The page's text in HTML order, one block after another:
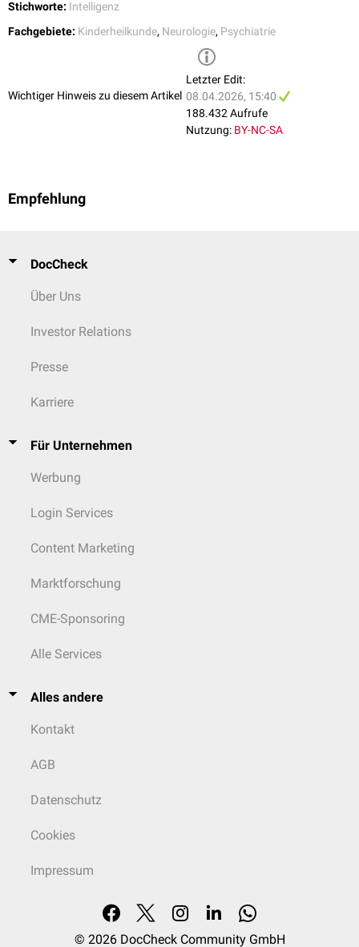
unterstützungsbedürftig.
Stichworte: Intelligenz
Fachgebiete: Kinderheilkunde, Neurologie, Psychiatrie
Wichtiger Hinweis zu diesem Artikel
Letzter Edit:
08.04.2026, 15:40
188.432 Aufrufe
Nutzung: BY-NC-SA
Empfehlung
DocCheck
Über Uns
Investor Relations
Presse
Karriere
Für Unternehmen
Werbung
Login Services
Content Marketing
Marktforschung
CME-Sponsoring
Alle Services
Alles andere
Kontakt
AGB
Datenschutz
Cookies
Impressum
© 2026 DocCheck Community GmbH